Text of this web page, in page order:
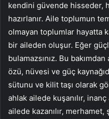
kendini güvende hisseder,
hazırlanır. Aile toplumun
olmayan toplumlar hayatta
bir aileden oluşur. Eğer
bulamazsınız. Bu
özü, nüvesi ve güç
sütunu ve kilit taşı olarak
ahlak ailede kuşanılır,
ailede kazanılır,